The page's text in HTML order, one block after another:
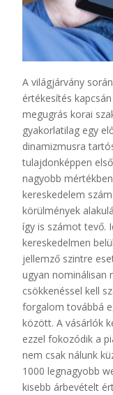
A világjárvány
értékesítés
megugrás korai
gyakorlatilag egy
dinamizmusra
tulajdonképpen
nagyobb
kereskedelem
körülmények
így is számot tevő.
kereskedelmen
jellemző szintre
ugyan nominálisan
csökkenéssel kell
forgalom továbbá
között. A vásárlók
ezzel fokozódik a
nem csak nálunk
1000 legnagyobb
kisebb árbevételt